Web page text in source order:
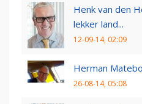
Henk van den
lekker land...
12-09-14, 02:09
Herman
26-08-14, 05:08